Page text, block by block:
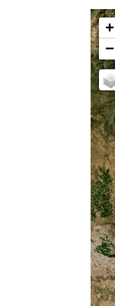
+
−